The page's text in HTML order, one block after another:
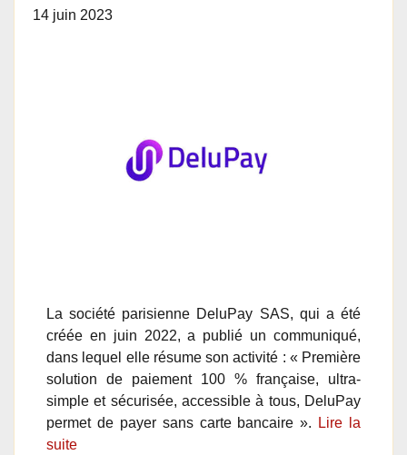
14 juin 2023
La société parisienne DeluPay SAS, qui a été
créée en juin 2022, a publié un communiqué,
dans lequel elle résume son activité : « Première
solution de paiement 100 % française, ultra-
simple et sécurisée, accessible à tous, DeluPay
permet de payer sans carte bancaire ».
Lire la
suite